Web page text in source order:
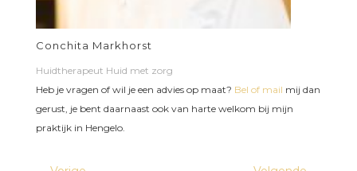
Conchita Markhorst
Huidtherapeut Huid met zorg
Heb je vragen of wil je een advies op maat? Bel of mail mij dan
gerust, je bent daarnaast ook van harte welkom bij mijn
praktijk in Hengelo.